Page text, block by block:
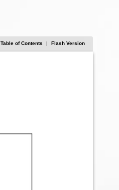
Table of Contents | Flash Version